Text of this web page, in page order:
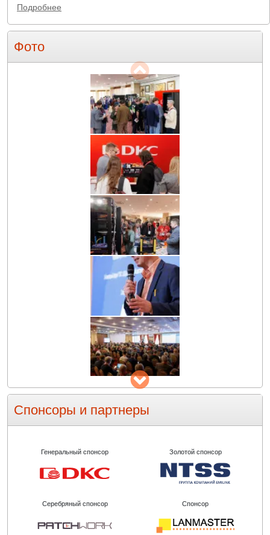
Фото
Подробнее
Спонсоры и партнеры
Генеральный спонсор Золотой спонсор
Серебряный спонсор Спонсор